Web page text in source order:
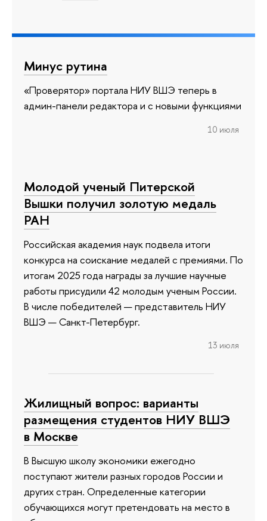
Минус рутина
«Проверятор» портала НИУ ВШЭ теперь в
админ-панели редактора и с новыми функциями
10 июля
Молодой ученый Питерской
Вышки получил золотую медаль
РАН
Российская академия наук подвела итоги
конкурса на соискание медалей с премиями. По
итогам 2025 года награды за лучшие научные
работы присудили 42 молодым ученым России.
В числе победителей — представитель НИУ
ВШЭ — Санкт-Петербург.
13 июля
Жилищный вопрос: варианты
размещения студентов НИУ ВШЭ
в Москве
В Высшую школу экономики ежегодно
поступают жители разных городов России и
других стран. Определенные категории
обучающихся могут претендовать на место в